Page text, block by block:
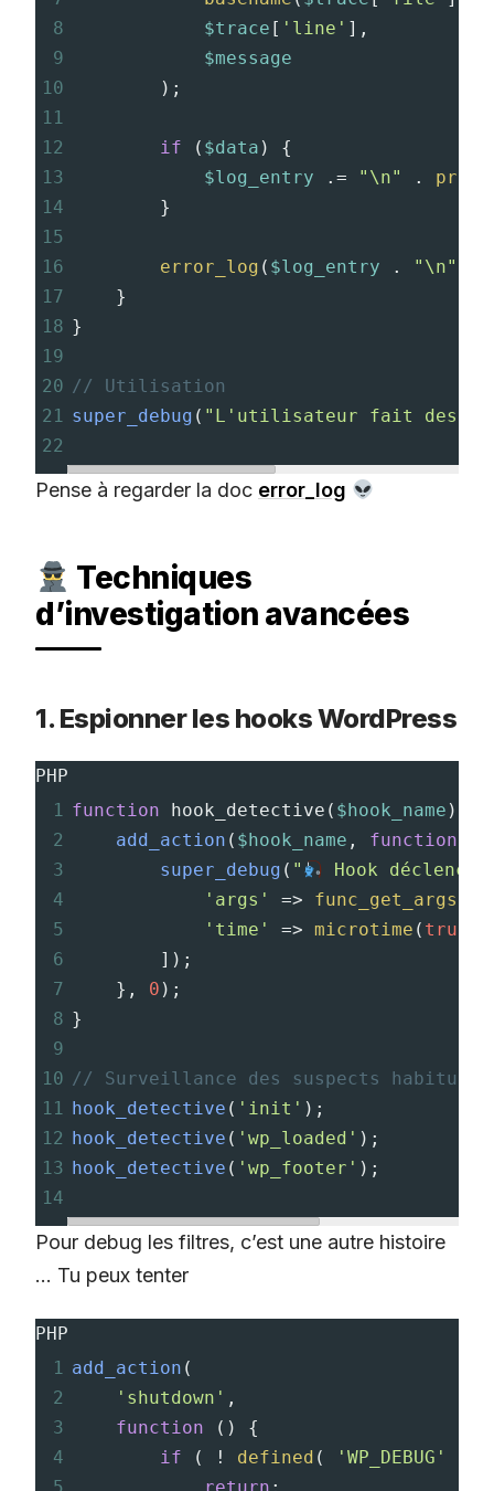
8
$trace [ 'line' ],
9
$message
10
        );
11
12
if ( $data ) {
13
$log_entry . = "\n" .
14
        }
15
16
error_log ( $log_entry . "\n"
17
    }
18 }
19
20 // Utilisation
21 super_debug ( "L'utilisateur fait des
22
Pense à regarder la doc error_log
Techniques
d’investigation avancées
1. Espionner les hooks WordPress
PHP
1 function hook_detective ( $hook_name ) {
2
add_action ( $hook_name , function
3
super_debug ( "
Hook
4
'args' => func_get_args
5
'time' => microtime ( true
6
        ]);
7
    },
0 );
8 }
9
10 // Surveillance des suspects habituels
11 hook_detective ( 'init' );
12 hook_detective ( 'wp_loaded' );
13 hook_detective ( 'wp_footer' );
14
Pour debug les filtres, c’est une autre histoire
… Tu peux tenter
PHP
1 add_action (
2
'shutdown' ,
3
function () {
4
if ( ! defined ( 'WP_DEBUG'